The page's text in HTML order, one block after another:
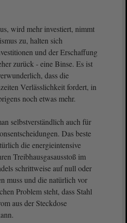
wird mehr investiert, nimmt
zu, halten sich
und der Erschaffung
zurück - eine Binse. Es ist
dass die
Verlässlichkeit fordert, in
noch etwas mehr.
selbstverständlich auch für
Das beste
die energieintensive
Treibhausgasausstoß im
schrittweise auf null oder
muss und die natürlich vor
Problem steht, dass Stahl
aus der Steckdose